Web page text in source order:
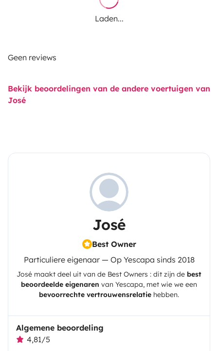
- Inseticida
- Estojo de primeiros socorros
- Loiça e acessório da cozinha
Laden...
Geen reviews
Bekijk beoordelingen van de andere voertuigen van
José
José
Best Owner
Particuliere eigenaar — Op Yescapa sinds 2018
José maakt deel uit van de Best Owners : dit zijn de best
beoordeelde eigenaren van Yescapa, met wie we een
bevoorrechte vertrouwensrelatie hebben.
Algemene beoordeling
4,81/5